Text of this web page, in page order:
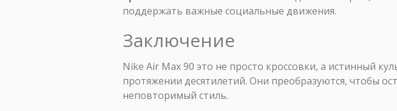
поддержать важные социальные движения.
Заключение
Nike Air Max 90 это не просто кроссовки, а истинный
протяжении десятилетий. Они преобразуются, чтобы
неповторимый стиль.